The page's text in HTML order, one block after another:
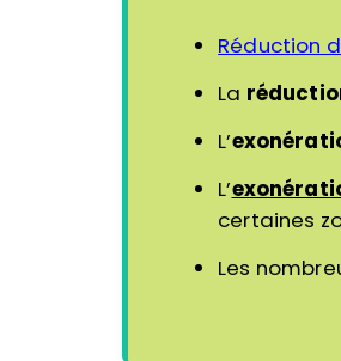
Réduction
La
L’
L’
certaines
Les